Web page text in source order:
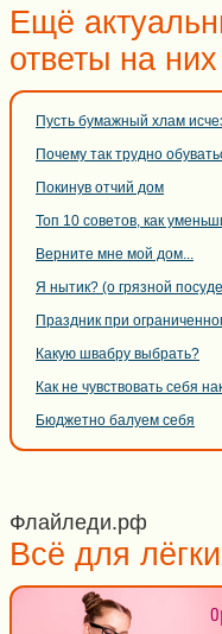
Ещё
ответы на них
Пусть бумажный хлам
Почему так трудно
Покинув отчий дом
Топ 10 советов, как
Верните мне мой дом...
Я нытик? (о грязной
Праздник при
Какую швабру выбрать?
Как не чувствовать себя
Бюджетно балуем себя
Флайледи.рф
Всё для